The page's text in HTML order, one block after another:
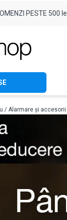
PESTE 500
/ Alarmare și accesorii